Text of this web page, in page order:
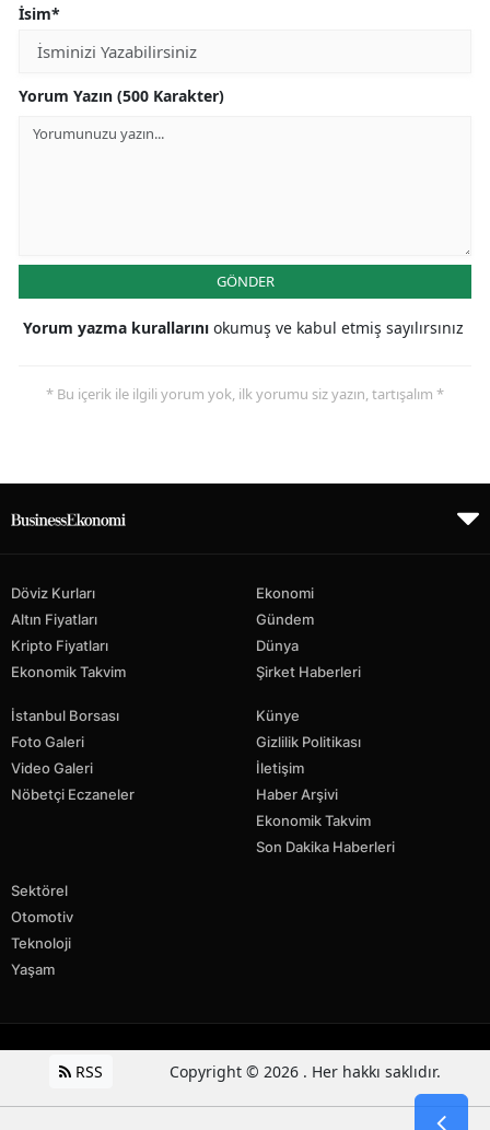
İsim*
Yorum Yazın (500 Karakter)
GÖNDER
Yorum yazma kurallarını okumuş ve kabul etmiş sayılırsınız
* Bu içerik ile ilgili yorum yok, ilk yorumu siz yazın, tartışalım *
Döviz Kurları
Altın Fiyatları
Kripto Fiyatları
Ekonomik Takvim
Ekonomi
Gündem
Dünya
Şirket Haberleri
İstanbul Borsası
Foto Galeri
Video Galeri
Nöbetçi Eczaneler
Künye
Gizlilik Politikası
İletişim
Haber Arşivi
Ekonomik Takvim
Son Dakika Haberleri
Sektörel
Otomotiv
Teknoloji
Yaşam
RSS Copyright © 2026 . Her hakkı saklıdır.